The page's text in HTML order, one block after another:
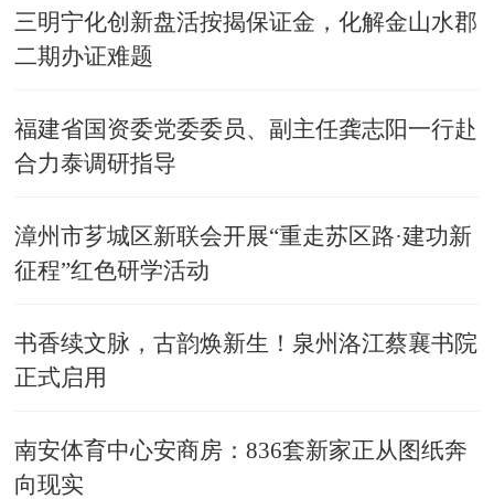
三明宁化创新盘活按揭保证金，化解金山水郡
二期办证难题
福建省国资委党委委员、副主任龚志阳一行赴
合力泰调研指导
漳州市芗城区新联会开展“重走苏区路·建功新
征程”红色研学活动
书香续文脉，古韵焕新生！泉州洛江蔡襄书院
正式启用
南安体育中心安商房：836套新家正从图纸奔
向现实